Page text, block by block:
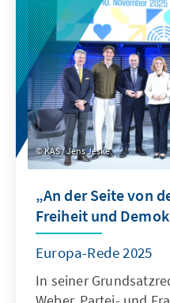
KAS / Jens Jeske
„An der Seite von
Freiheit und
Europa-Rede 2025
In seiner